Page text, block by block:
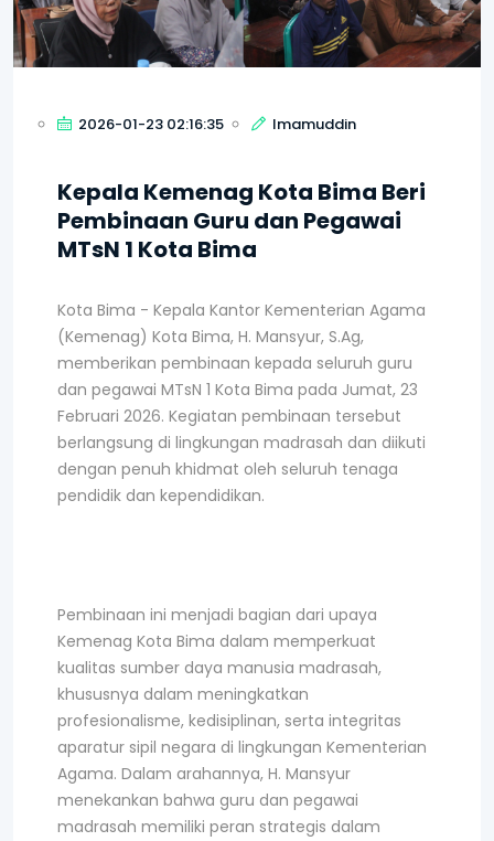
2026-01-23 02:16:35 Imamuddin
Kepala Kemenag Kota Bima Beri
Pembinaan Guru dan Pegawai
MTsN 1 Kota Bima
Kota Bima - Kepala Kantor Kementerian Agama
(Kemenag) Kota Bima, H. Mansyur, S.Ag,
memberikan pembinaan kepada seluruh guru
dan pegawai MTsN 1 Kota Bima pada Jumat, 23
Februari 2026. Kegiatan pembinaan tersebut
berlangsung di lingkungan madrasah dan diikuti
dengan penuh khidmat oleh seluruh tenaga
pendidik dan kependidikan.
Pembinaan ini menjadi bagian dari upaya
Kemenag Kota Bima dalam memperkuat
kualitas sumber daya manusia madrasah,
khususnya dalam meningkatkan
profesionalisme, kedisiplinan, serta integritas
aparatur sipil negara di lingkungan Kementerian
Agama. Dalam arahannya, H. Mansyur
menekankan bahwa guru dan pegawai
madrasah memiliki peran strategis dalam